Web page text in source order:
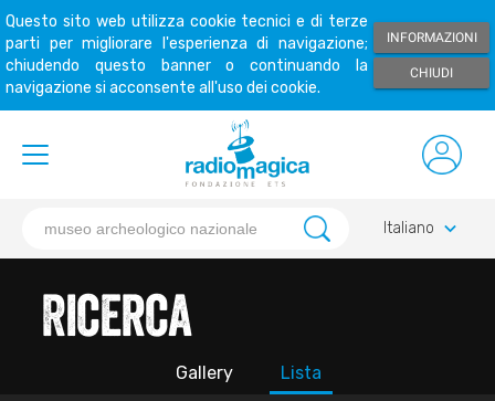
Questo sito web utilizza cookie tecnici e di terze
parti per migliorare l'esperienza di navigazione;
chiudendo questo banner o continuando la
navigazione si acconsente all'uso dei cookie.
INFORMAZIONI
CHIUDI
Italiano keyboard_arrow_down
Ricerca
Gallery Lista